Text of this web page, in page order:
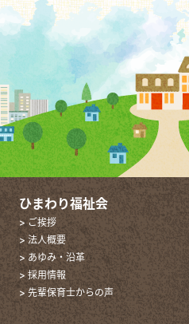
ひまわり福祉会
> ご挨拶
> 法人概要
> あゆみ・沿革
> 採用情報
> 先輩保育士からの声